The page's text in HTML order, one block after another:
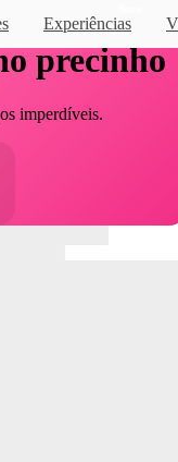
Experiências
precinho
imperdíveis.